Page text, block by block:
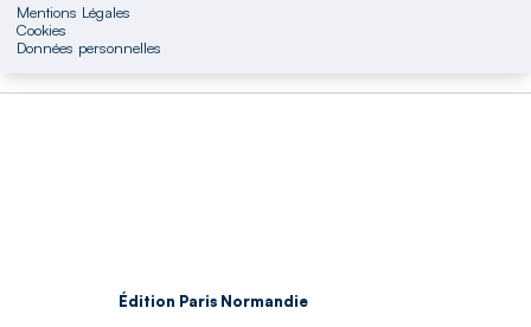
Mentions Légales
Cookies
Données personnelles
Édition Paris Normandie